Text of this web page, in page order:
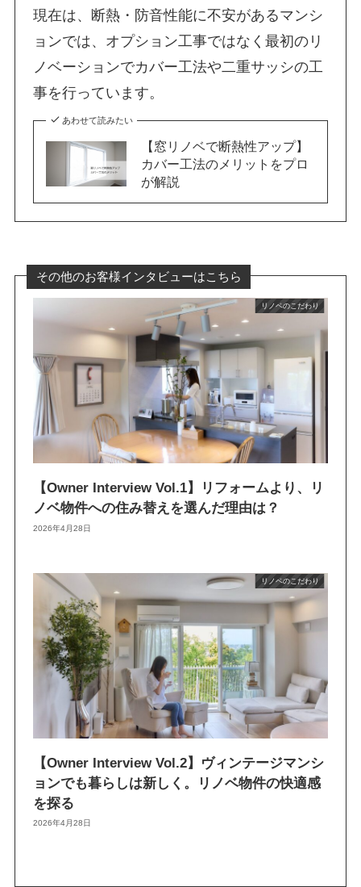
現在は、断熱・防音性能に不安があるマンシ
ョンでは、オプション工事ではなく最初のリ
ノベーションでカバー工法や二重サッシの工
事を行っています。
あわせて読みたい
【窓リノベで断熱性アップ】
カバー工法のメリットをプロ
が解説
その他のお客様インタビューはこちら
リノベのこだわり
【Owner Interview Vol.1】リフォームより、リ
ノベ物件への住み替えを選んだ理由は？
2026年4月28日
リノベのこだわり
【Owner Interview Vol.2】ヴィンテージマンシ
ョンでも暮らしは新しく。リノベ物件の快適感
を探る
2026年4月28日